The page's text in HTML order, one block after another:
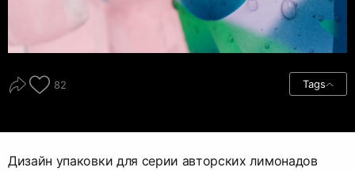
82 Tags
Дизайн упаковки для серии авторских лимонадов